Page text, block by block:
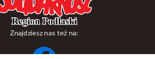
Znajdziesz nas też na: